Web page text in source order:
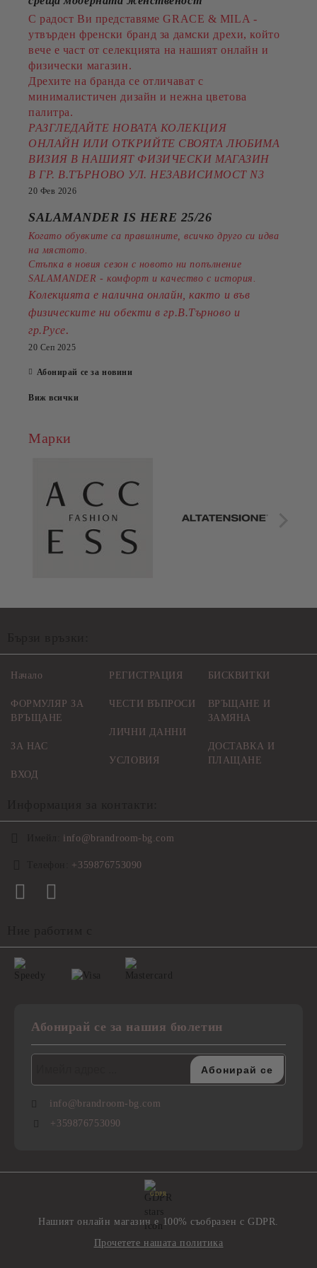
С радост Ви представяме GRACE & MILA -
утвърден френски бранд за дамски дрехи, който
вече е част от селекцията на нашият онлайн и
физически магазин.
Дрехите на бранда се отличават с
минималистичен дизайн и нежна цветова
палитра.
РАЗГЛЕДАЙТЕ НОВАТА КОЛЕКЦИЯ
ОНЛАЙН ИЛИ ОТКРИЙТЕ СВОЯТА ЛЮБИМА
ВИЗИЯ В НАШИЯТ ФИЗИЧЕСКИ МАГАЗИН
В ГР. В.ТЪРНОВО УЛ. НЕЗАВИСИМОСТ N3
20 Фев 2026
SALAMANDER IS HERE 25/26
Когато обувките са правилните, всичко друго си идва
на мястото.
Стъпка в новия сезон с новото ни попълнение
SALAMANDER - комфорт и качество с история.
Колекцията е налична онлайн, както и във
физическите ни обекти в гр.В.Търново и
гр.Русе.
20 Сеп 2025
Абонирай се за новини
Виж всички
Марки
Начало
ФОРМУЛЯР ЗА
ВРЪЩАНЕ
ЗА НАС
ВХОД
РЕГИСТРАЦИЯ
ЧЕСТИ ВЪПРОСИ
ЛИЧНИ ДАННИ
УСЛОВИЯ
БИСКВИТКИ
ВРЪЩАНЕ И
ЗАМЯНА
ДОСТАВКА И
ПЛАЩАНЕ
info@brandroom-bg.com
+359876753090
Абонирай се за нашия бюлетин
info@brandroom-bg.com
+359876753090
GDPR
Нашият онлайн магазин е 100% съобразен с GDPR.
Прочетете нашата политика